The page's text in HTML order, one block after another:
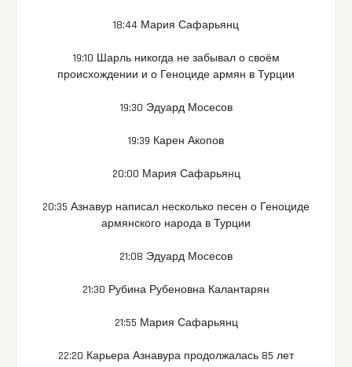
18:44 Мария Сафарьянц
19:10 Шарль никогда не забывал о своём
происхождении и о Геноциде армян в Турции
19:30 Эдуард Мосесов
19:39 Карен Акопов
20:00 Мария Сафарьянц
20:35 Азнавур написал несколько песен о Геноциде
армянского народа в Турции
21:08 Эдуард Мосесов
21:30 Рубина Рубеновна Калантарян
21:55 Мария Сафарьянц
22:20 Карьера Азнавура продолжалась 85 лет